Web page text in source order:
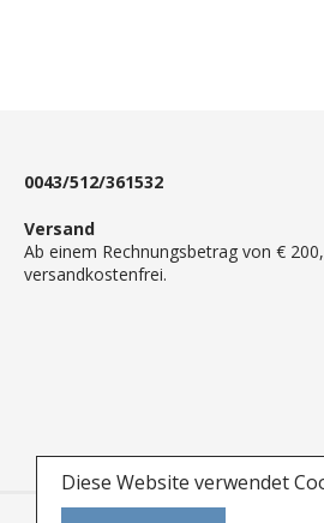
Diese Website verwendet
0043/512/361532
Versand
Ab einem Rechnungsbetrag von €
versandkostenfrei.